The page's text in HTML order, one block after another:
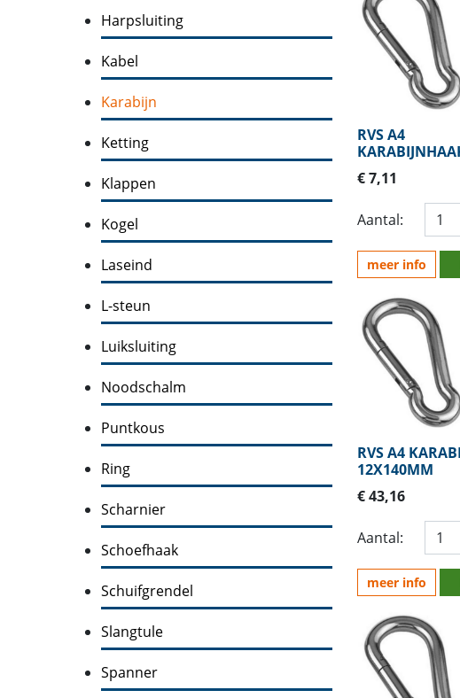
Harpsluiting
Kabel
Karabijn
Ketting
Klappen
Kogel
Laseind
L-steun
Luiksluiting
Noodschalm
Puntkous
Ring
Scharnier
Schoefhaak
Schuifgrendel
Slangtule
Spanner
RVS A4
€ 7,11
Aantal:
meer info
RVS A4
12X140MM
€ 43,16
Aantal:
meer info